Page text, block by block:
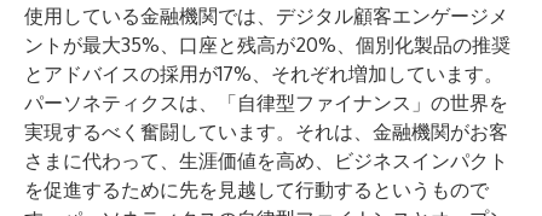
使用している金融機関では、デジタル顧客エンゲージメ
ントが最大35%、口座と残高が20%、個別化製品の推奨
とアドバイスの採用が17%、それぞれ増加しています。
パーソネティクスは、「自律型ファイナンス」の世界を
実現するべく奮闘しています。それは、金融機関がお客
さまに代わって、生涯価値を高め、ビジネスインパクト
を促進するために先を見越して行動するというもので